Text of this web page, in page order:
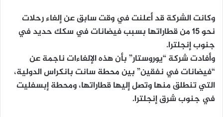
وكانت الشركة قد أعلنت في وقت سابق عن إلغاء رحلات
نحو 15 من قطاراتها بسبب فيضانات في سكك حديد في
جنوب إنجلترا.
وأفادت شركة “يوروستار” بأن هذه الإلغاءات ناجمة عن
“فيضانات في نفقين” بين محطة سانت بانكراس الدولية،
التي تنطلق منها وتصل إليها قطاراتها، ومحطة إبسفليت
في جنوب شرق إنجلترا.